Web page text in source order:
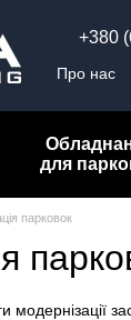
+380
Про нас
для
парковок